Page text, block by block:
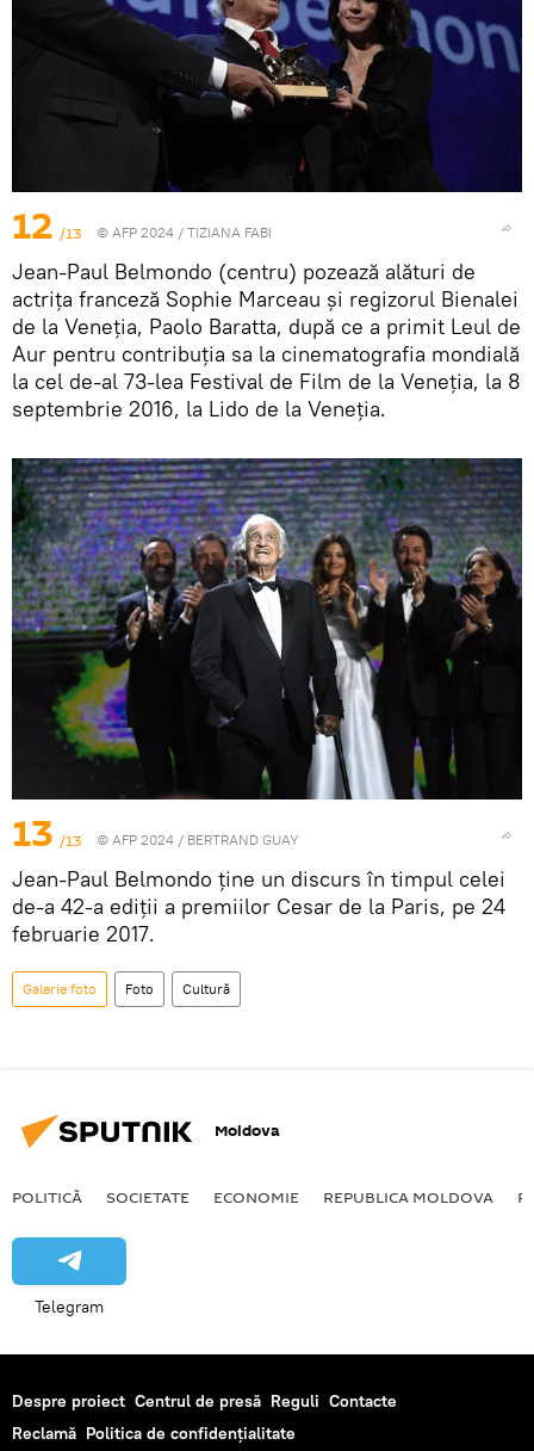
12 /13 © AFP 2024 / TIZIANA FABI
Jean-Paul Belmondo (centru) pozează alături de
actrița franceză Sophie Marceau și regizorul Bienalei
de la Veneția, Paolo Baratta, după ce a primit Leul de
Aur pentru contribuția sa la cinematografia mondială
la cel de-al 73-lea Festival de Film de la Veneția, la 8
septembrie 2016, la Lido de la Veneția.
13 /13 © AFP 2024 / BERTRAND GUAY
Jean-Paul Belmondo ține un discurs în timpul celei
de-a 42-a ediții a premiilor Cesar de la Paris, pe 24
februarie 2017.
Galerie foto Foto Cultură
Moldova
POLITICĂ SOCIETATE ECONOMIE REPUBLICA MOLDOVA
Telegram
Despre proiect Centrul de presă Reguli Contacte
Reclamă Politica de confidențialitate